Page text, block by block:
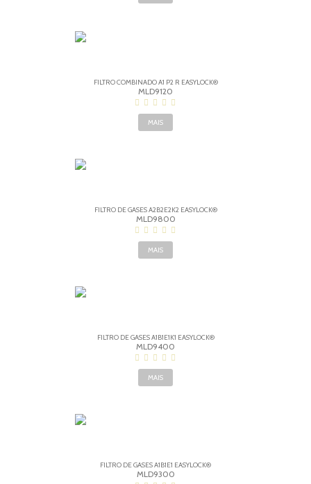
FILTRO COMBINADO A1 P2 R EASYLOCK®
MLD9120
MAIS
FILTRO DE GASES A2B2E2K2 EASYLOCK®
MLD9800
MAIS
FILTRO DE GASES A1B1E1K1 EASYLOCK®
MLD9400
MAIS
FILTRO DE GASES A1B1E1 EASYLOCK®
MLD9300